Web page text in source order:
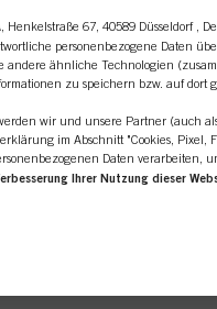
ml
Shop
, Henkelstraße 67, 40589 Düsseldorf ,
personenbezogene Daten
andere ähnliche Technologien
zu speichern bzw. auf dort
wir und unsere Partner (auch
im Abschnitt "Cookies,
Daten verarbeiten,
Ihrer Nutzung dieser
pflegen und individuelle